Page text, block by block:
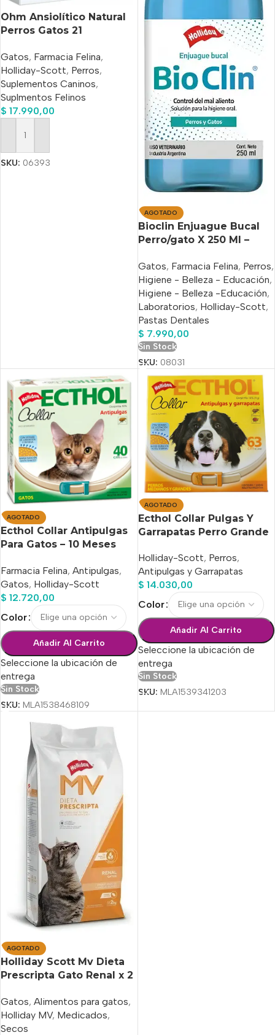
Ohm Ansiolítico Natural
Perros Gatos 21
Holliday
Gatos, Farmacia Felina,
Holliday-Scott, Perros,
Suplementos Caninos,
Suplmentos Felinos
$ 17.990,00
Añadir Al Carrito
SKU: 06393
AGOTADO
Bioclin Enjuague Bucal
Perro/gato X 250 Ml –
Gatos, Farmacia Felina, Perros,
Higiene - Belleza - Educación,
Higiene - Belleza -Educación,
Laboratorios, Holliday-Scott,
Pastas Dentales
$ 7.990,00
Sin Stock
SKU: 08031
AGOTADO
Ecthol Collar Antipulgas
Para Gatos – 10 Meses
Farmacia Felina, Antipulgas,
Gatos, Holliday-Scott
$ 12.720,00
Color
Añadir Al Carrito
Seleccione la ubicación de
entrega
Sin Stock
SKU: MLA1538468109
AGOTADO
Ecthol Collar Pulgas Y
Garrapatas Perro Grande
Holliday-Scott, Perros,
Antipulgas y Garrapatas
$ 14.030,00
Color
Añadir Al Carrito
Seleccione la ubicación de
entrega
Sin Stock
SKU: MLA1539341203
AGOTADO
Holliday Scott Mv Dieta
Prescripta Gato Renal x 2
Gatos, Alimentos para gatos,
Holliday MV, Medicados,
Secos